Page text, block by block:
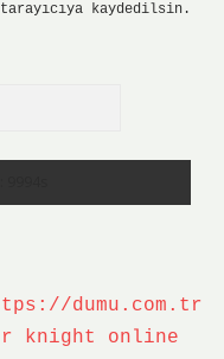
kaydedilsin.
dumu.com.tr
knight online